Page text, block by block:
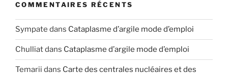
COMMENTAIRES RÉCENTS
Sympate dans Cataplasme d’argile mode d’emploi
Chulliatdans Cataplasme d’argile mode d’emploi
Temarii dans Carte des centrales nucléaires et des